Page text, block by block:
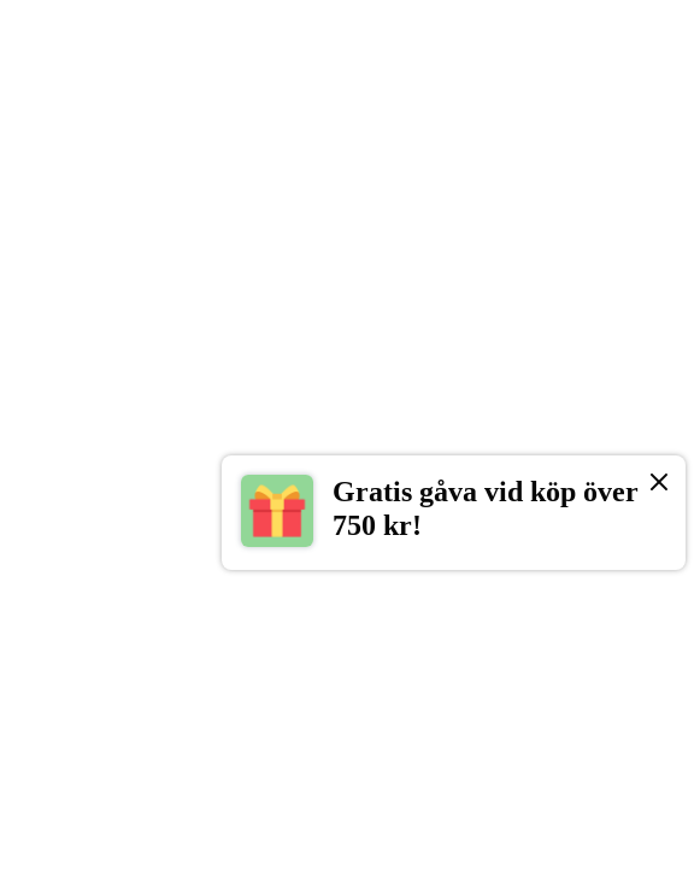
Gratis gåva vid köp över
750 kr!